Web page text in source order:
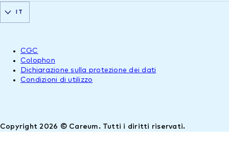
Copyright 2026 © Careum. Tutti i diritti riservati.
CGC
Colophon
Dichiarazione sulla protezione dei dati
Condizioni di utilizzo
IT